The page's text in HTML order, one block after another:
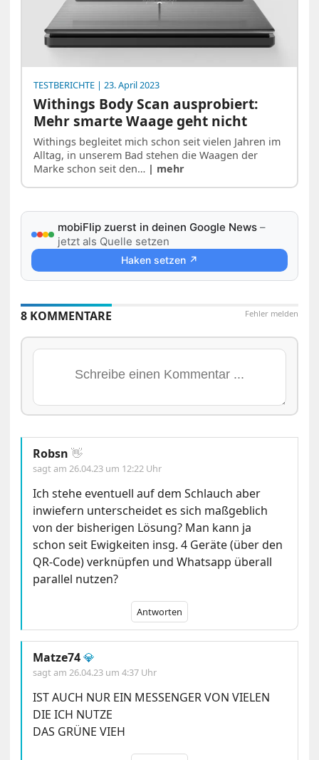
TESTBERICHTE | 23. April 2023
Withings Body Scan ausprobiert:
Mehr smarte Waage geht nicht
Withings begleitet mich schon seit vielen Jahren im
Alltag, in unserem Bad stehen die Waagen der
Marke schon seit den… | mehr
mobiFlip zuerst in deinen Google News –
jetzt als Quelle setzen
Haken setzen ↗
Fehler melden
8 KOMMENTARE
Robsn 👋
sagt am26.04.23 um 12:22 Uhr
Ich stehe eventuell auf dem Schlauch aber
inwiefern unterscheidet es sich maßgeblich
von der bisherigen Lösung? Man kann ja
schon seit Ewigkeiten insg. 4 Geräte (über den
QR-Code) verknüpfen und Whatsapp überall
parallel nutzen?
Antworten
Matze74💎
sagt am26.04.23 um 4:37 Uhr
IST AUCH NUR EIN MESSENGER VON VIELEN
DIE ICH NUTZE
DAS GRÜNE VIEH